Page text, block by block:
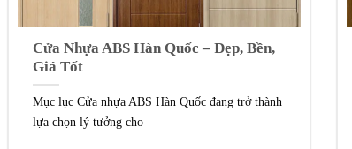
Cửa Nhựa ABS Hàn Quốc – Đẹp, Bền,
Giá Tốt
Mục lục Cửa nhựa ABS Hàn Quốc đang trở thành
lựa chọn lý tưởng cho